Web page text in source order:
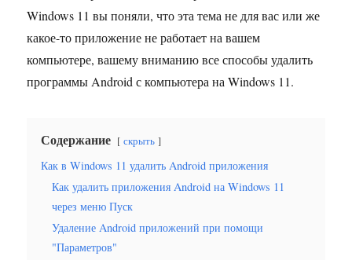
Windows 11 вы поняли, что эта тема не для вас или же
какое-то приложение не работает на вашем
компьютере, вашему вниманию все способы удалить
программы Android с компьютера на Windows 11.
Содержание скрыть
Как в Windows 11 удалить Android приложения
Как удалить приложения Android на Windows 11
через меню Пуск
Удаление Android приложений при помощи
"Параметров"